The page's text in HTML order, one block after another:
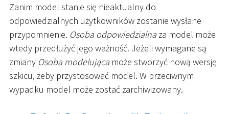
Zanim model stanie się nieaktualny do
odpowiedzialnych użytkowników zostanie wysłane
przypomnienie. Osoba odpowiedzialna za model może
wtedy przedłużyć jego ważność. Jeżeli wymagane są
zmiany Osoba modelująca może stworzyć nową wersję
szkicu, żeby przystosować model. W przeciwnym
wypadku model może zostać zarchiwizowany.